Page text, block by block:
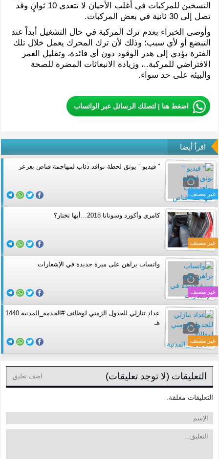
التسخين للمركبات في أغلب الأحيان لا تتعدى 10 ثوانٍ وقد
تصل إلى 30 ثانية في بعض المركبات.
وأوصى الخبراء بعدم ترك المركبة في حال التشغيل أبداً عند
التبضع أو لأي سبب؛ وذلك لأن ترك المحرك يعمل خلال تلك
الفترة يؤدي إلى هدر الوقود دون أي فائدة، وتقليل العمر
الافتراضي للمركبة..، وزيادة الانبعاثات المضرة للصحة
والبيئة على حد سواء.
اضغط هنا | لتصلك الرسائل عبر الواتساب
اقرأ أيضا
غير مصنف
” فيديو ” يوثق لحظة توافد ذئاب لمهاجمة قناص بعرعر
غير مصنف
كامري وأكورد وسوناتا 2018…أيها تختار؟
غير مصنف
واتساب يراهن على ميزة جديدة في الإشعارات
غير مصنف
عداد تنازلي للجدول الزمني لوظائف #الخدمة_المدنية 1440
هـ
التعليقات (لا توجد تعليقات) اضف تعليق
التعليقات مغلقة.